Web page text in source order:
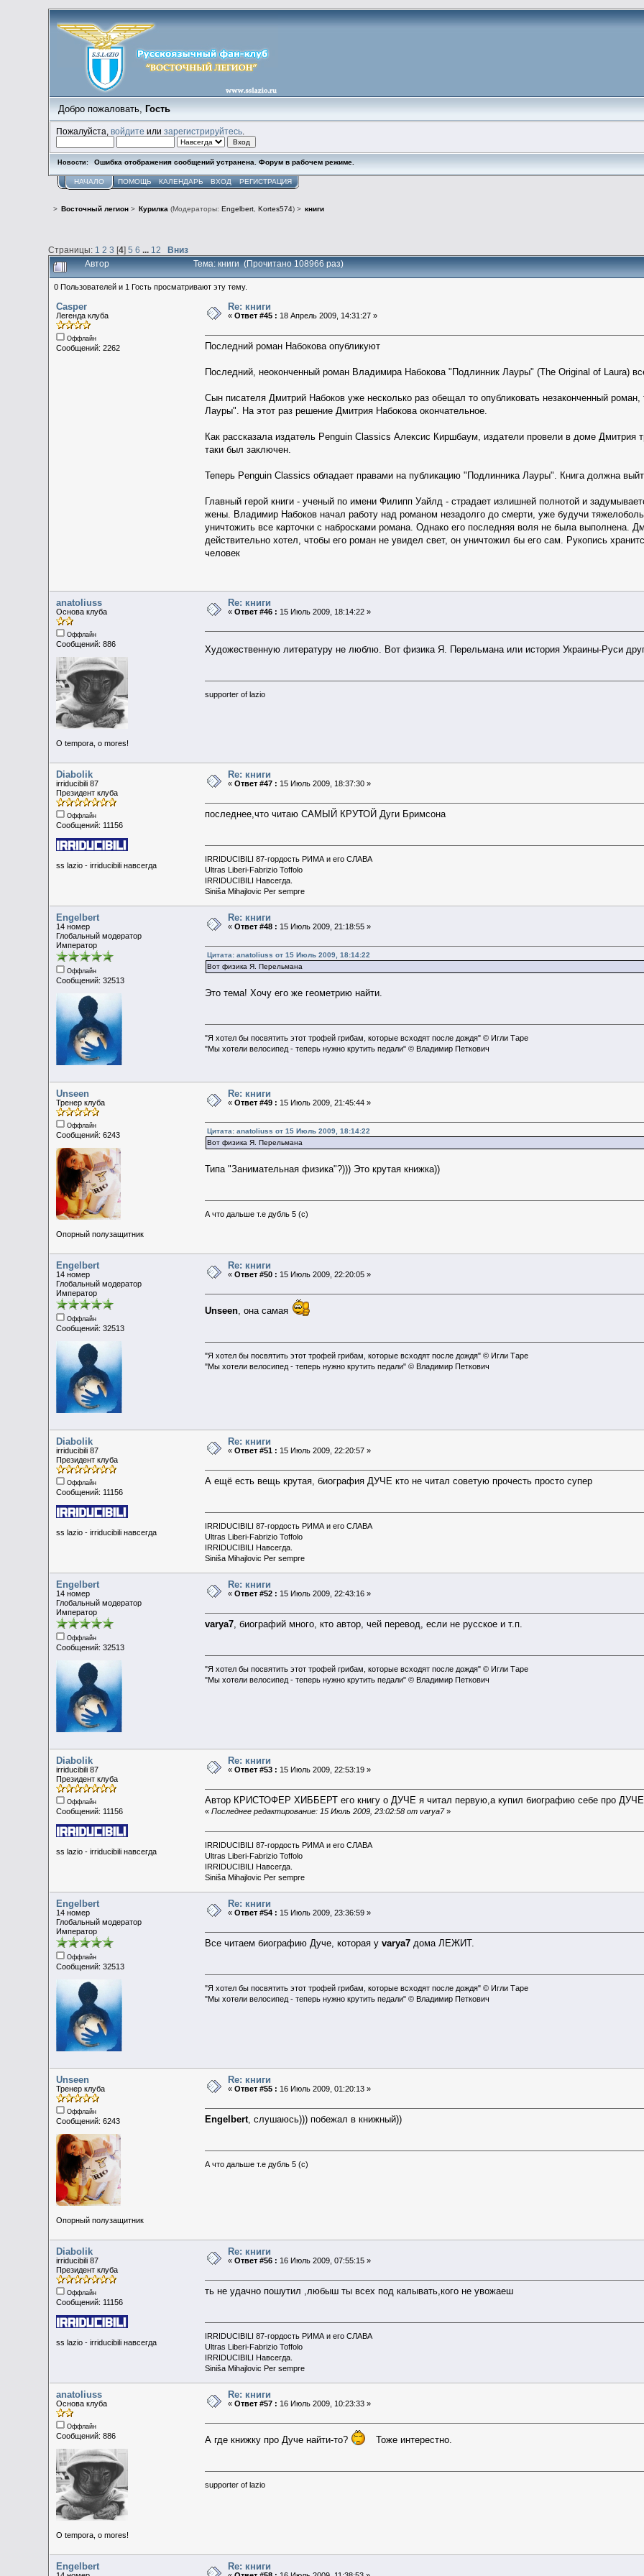
Добро пожаловать, Гость
Пожалуйста,войдите илизарегистрируйтесь
Новости: Ошибка отображения сообщений устранена. Форум в рабочем режиме.
НАЧАЛО ПОМОЩЬ КАЛЕНДАРЬ ВХОД РЕГИСТРАЦИЯ
> Восточный легион> Курилка (Модераторы: Engelbert, Kortes574) > книги
Страницы: 1 2 3 [4]5 6 12 Вниз
Автор Тема: книги (Прочитано 108966 раз)
0 Пользователей и 1 Гость просматривают эту тему.
Casper
Легенда клуба
Оффлайн
Сообщений: 2262
Re: книги
«Ответ #45 : 18 Апрель 2009, 14:31:27 »
Последний роман Набокова опубликуют
Последний, неоконченный роман Владимира Набокова "Подлинник Лауры" (The Original of Laura)
Сын писателя Дмитрий Набоков уже несколько раз обещал то опубликовать незаконченный
Лауры". На этот раз решение Дмитрия Набокова окончательное.
Как рассказала издатель Penguin Classics Алексис Киршбаум, издатели провели в доме Дмитрия
таки был заключен.
Теперь Penguin Classics обладает правами на публикацию "Подлинника Лауры". Книга должна
Главный герой книги - ученый по имени Филипп Уайлд - страдает излишней полнотой и
жены. Владимир Набоков начал работу над романом незадолго до смерти, уже будучи
уничтожить все карточки с набросками романа. Однако его последняя воля не была выполнена.
действительно хотел, чтобы его роман не увидел свет, он уничтожил бы его сам. Рукопись
человек
anatoliuss
Основа клуба
Оффлайн
Сообщений: 886
O tempora, o mores!
Re: книги
«Ответ #46 : 15 Июль 2009, 18:14:22 »
Художественную литературу не люблю. Вот физика Я. Перельмана или история Украины-Руси
supporter of lazio
Diabolik
irriducibili 87
Президент клуба
Оффлайн
Сообщений: 11156
ss lazio - irriducibili навсегда
Re: книги
«Ответ #47 : 15 Июль 2009, 18:37:30 »
последнее,что читаю САМЫЙ КРУТОЙ Дуги Бримсона
IRRIDUCIBILI 87-гордость РИМА и его СЛАВА
Ultras Liberi-Fabrizio Toffolo
IRRIDUCIBILI Навсегда.
Siniša Mihajlovic Per sempre
Engelbert
14 номер
Глобальный модератор
Император
Оффлайн
Сообщений: 32513
Re: книги
«Ответ #48 : 15 Июль 2009, 21:18:55 »
Цитата: anatoliuss от 15 Июль 2009, 18:14:22
Вот физика Я. Перельмана
Это тема! Хочу его же геометрию найти.
"Я хотел бы посвятить этот трофей грибам, которые всходят после дождя" © Игли Таре
"Мы хотели велосипед - теперь нужно крутить педали" © Владимир Петкович
Unseen
Тренер клуба
Оффлайн
Сообщений: 6243
Опорный полузащитник
Re: книги
«Ответ #49 : 15 Июль 2009, 21:45:44 »
Цитата: anatoliuss от 15 Июль 2009, 18:14:22
Вот физика Я. Перельмана
Типа "Занимательная физика"?))) Это крутая книжка))
А что дальше т.е дубль 5 (с)
Engelbert
14 номер
Глобальный модератор
Император
Оффлайн
Сообщений: 32513
Re: книги
«Ответ #50 : 15 Июль 2009, 22:20:05 »
Unseen, она самая
"Я хотел бы посвятить этот трофей грибам, которые всходят после дождя" © Игли Таре
"Мы хотели велосипед - теперь нужно крутить педали" © Владимир Петкович
Diabolik
irriducibili 87
Президент клуба
Оффлайн
Сообщений: 11156
ss lazio - irriducibili навсегда
Re: книги
«Ответ #51 : 15 Июль 2009, 22:20:57 »
А ещё есть вещь крутая, биография ДУЧЕ кто не читал советую прочесть просто супер
IRRIDUCIBILI 87-гордость РИМА и его СЛАВА
Ultras Liberi-Fabrizio Toffolo
IRRIDUCIBILI Навсегда.
Siniša Mihajlovic Per sempre
Engelbert
14 номер
Глобальный модератор
Император
Оффлайн
Сообщений: 32513
Re: книги
«Ответ #52 : 15 Июль 2009, 22:43:16 »
varya7, биографий много, кто автор, чей перевод, если не русское и т.п.
"Я хотел бы посвятить этот трофей грибам, которые всходят после дождя" © Игли Таре
"Мы хотели велосипед - теперь нужно крутить педали" © Владимир Петкович
Diabolik
irriducibili 87
Президент клуба
Оффлайн
Сообщений: 11156
ss lazio - irriducibili навсегда
Re: книги
«Ответ #53 : 15 Июль 2009, 22:53:19 »
Автор КРИСТОФЕР ХИББЕРТ его книгу о ДУЧЕ я читал первую,а купил биографию себе про
« Последнее редактирование: 15 Июль 2009, 23:02:58 от varya7»
IRRIDUCIBILI 87-гордость РИМА и его СЛАВА
Ultras Liberi-Fabrizio Toffolo
IRRIDUCIBILI Навсегда.
Siniša Mihajlovic Per sempre
Engelbert
14 номер
Глобальный модератор
Император
Оффлайн
Сообщений: 32513
Re: книги
«Ответ #54 : 15 Июль 2009, 23:36:59 »
Все читаем биографию Дуче, которая у varya7дома ЛЕЖИТ.
"Я хотел бы посвятить этот трофей грибам, которые всходят после дождя" © Игли Таре
"Мы хотели велосипед - теперь нужно крутить педали" © Владимир Петкович
Unseen
Тренер клуба
Оффлайн
Сообщений: 6243
Опорный полузащитник
Re: книги
«Ответ #55 : 16 Июль 2009, 01:20:13 »
Engelbert, слушаюсь))) побежал в книжный))
А что дальше т.е дубль 5 (с)
Diabolik
irriducibili 87
Президент клуба
Оффлайн
Сообщений: 11156
ss lazio - irriducibili навсегда
Re: книги
«Ответ #56 : 16 Июль 2009, 07:55:15 »
ть не удачно пошутил ,любыш ты всех под калывать,кого не увожаеш
IRRIDUCIBILI 87-гордость РИМА и его СЛАВА
Ultras Liberi-Fabrizio Toffolo
IRRIDUCIBILI Навсегда.
Siniša Mihajlovic Per sempre
anatoliuss
Основа клуба
Оффлайн
Сообщений: 886
O tempora, o mores!
Re: книги
«Ответ #57 : 16 Июль 2009, 10:23:33 »
А где книжку про Дуче найти-то? Тоже интерестно.
supporter of lazio
Engelbert Re: книги